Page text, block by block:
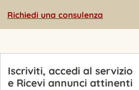
Richiedi una consulenza
Iscriviti, accedi al servizio
e Ricevi annunci attinenti